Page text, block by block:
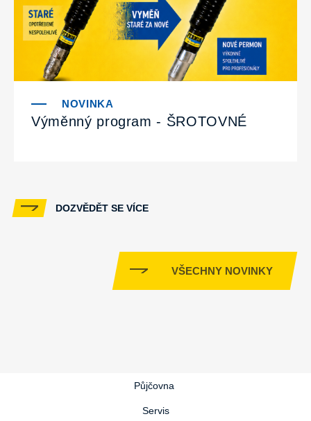
Výměnný program - ŠROTOVNÉ
DOZVĚDĚT SE VÍCE
VŠECHNY NOVINKY
Půjčovna
Servis